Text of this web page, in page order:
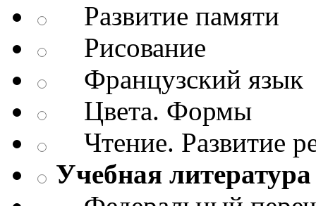
Развитие памяти
Рисование
Французский язык
Цвета. Формы
Чтение. Развитие
Учебная